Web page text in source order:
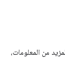
من المعلومات،